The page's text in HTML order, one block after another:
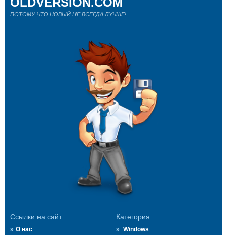
Ссылки на сайт
О нас
Категория
Windows
ПОТОМУ ЧТО НОВЫЙ НЕ ВСЕГДА ЛУЧШЕ!